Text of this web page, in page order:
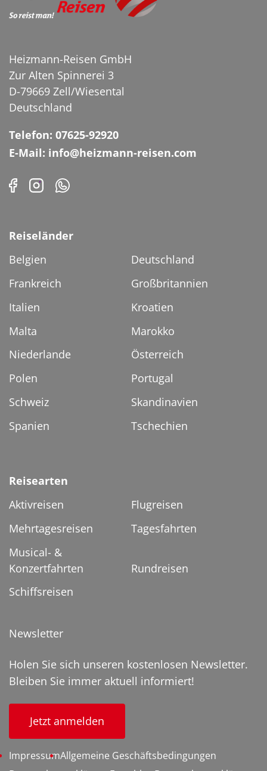
Kahnfahrt im Spreewald,
Deutschland
Heizmann-Reisen GmbH
Zur Alten Spinnerei 3
D-79669 Zell/Wiesental
Deutschland
Telefon: 07625-92920
E-Mail: info@heizmann-reisen.com
Reiseländer
Belgien
Deutschland
Frankreich
Großbritannien
Italien
Kroatien
Malta
Marokko
Niederlande
Österreich
Polen
Portugal
Schweiz
Skandinavien
Spanien
Tschechien
Reisearten
Aktivreisen
Flugreisen
Mehrtagesreisen
Tagesfahrten
Musical- &
Konzertfahrten
Rundreisen
Schiffsreisen
Newsletter
Holen Sie sich unseren kostenlosen Newsletter.
Bleiben Sie immer aktuell informiert!
Jetzt anmelden
ImpressumAllgemeine Geschäftsbedingungen